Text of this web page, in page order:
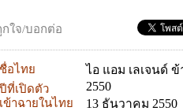
กใจ/บอกต่อ
ชื่อไทย ไอ แอม เลเจนด์
ปีที่เปิดตัว 2550
เข้าฉายในไทย 13 ธันวาคม 2550